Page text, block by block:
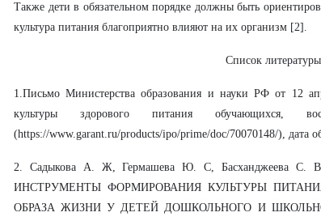
Также дети в обязательном порядке должны быть
культура питания благоприятно влияют на их организм [2].
Список литературы
1.Письмо Министерства образования и науки РФ от 12
культуры здорового питания обучающихся,
(https://www.garant.ru/products/ipo/prime/doc/70070148/), дата
2. Садыкова А. Ж, Гермашева Ю. С, Басханджеева С.
ИНСТРУМЕНТЫ ФОРМИРОВАНИЯ КУЛЬТУРЫ
ОБРАЗА ЖИЗНИ У ДЕТЕЙ ДОШКОЛЬНОГО И